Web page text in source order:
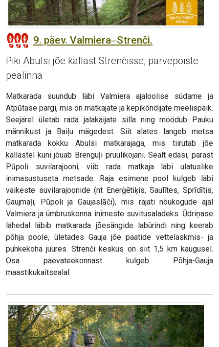
9. päev. Valmiera‒Strenči.
Piki Abulsi jõe kallast Strenčisse, parvepoiste
pealinna
Matkarada suundub läbi Valmiera ajaloolise südame ja
Atpūtase pargi, mis on matkajate ja kepikõndijate meelispaik.
Seejärel ületab rada jalakäijate silla ning möödub Pauku
männikust ja Baiļu mägedest. Siit alates langeb metsa
matkarada kokku Abulsi matkarajaga, mis tiirutab jõe
kallastel kuni jõuab Brenguļi pruulikojani. Sealt edasi, pärast
Pūpoli suvilarajooni, viib rada matkaja läbi ulatuslike
inimasustuseta metsade. Raja esimene pool kulgeb läbi
väikeste suvilarajoonide (nt Enerģētiķis, Saulītes, Sprīdītis,
Gaujmaļi, Pūpoli ja Gaujaslāči), mis rajati nõukogude ajal
Valmiera ja ümbruskonna inimeste suvitusaladeks. Ūdriņase
lähedal läbib matkarada jõesängide labürindi ning keerab
põhja poole, ületades Gauja jõe paatide vettelaskmis- ja
puhkekoha juures. Strenči keskus on siit 1,5 km kaugusel.
Osa päevateekonnast kulgeb Põhja-Gauja
maastikukaitsealal.